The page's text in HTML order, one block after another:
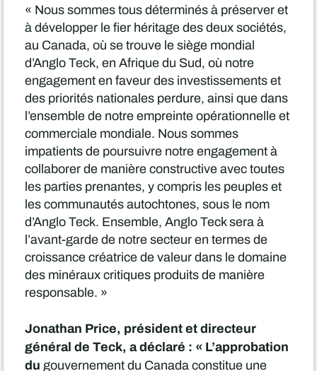
« Nous sommes tous déterminés à préserver et
à développer le fier héritage des deux sociétés,
au Canada, où se trouve le siège mondial
d’Anglo Teck, en Afrique du Sud, où notre
engagement en faveur des investissements et
des priorités nationales perdure, ainsi que dans
l’ensemble de notre empreinte opérationnelle et
commerciale mondiale. Nous sommes
impatients de poursuivre notre engagement à
collaborer de manière constructive avec toutes
les parties prenantes, y compris les peuples et
les communautés autochtones, sous le nom
d’Anglo Teck. Ensemble, Anglo Teck sera à
l’avant-garde de notre secteur en termes de
croissance créatrice de valeur dans le domaine
des minéraux critiques produits de manière
responsable. »
Jonathan Price, président et directeur
général de Teck, a déclaré : « L’approbation
dugouvernement du Canada constitue une